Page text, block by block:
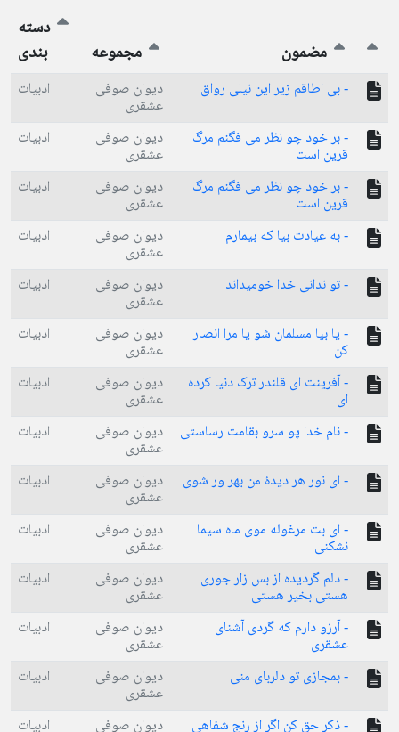
مضمون مجموعه
دسته
بندی
- بی اطاقم زیر این نیلی رواق دیوان صوفی
عشقری
ادبیات
- بر خود چو نظر می فگنم مرگ
قرین است
دیوان صوفی
عشقری
ادبیات
- بر خود چو نظر می فگنم مرگ
قرین است
دیوان صوفی
عشقری
ادبیات
- به عیادت بیا که بیمارم دیوان صوفی
عشقری
ادبیات
- تو ندانی خدا خومیداند دیوان صوفی
عشقری
ادبیات
- یا بیا مسلمان شو یا مرا انصار
کن
دیوان صوفی
عشقری
ادبیات
- آفرینت ای قلندر ترک دنیا کرده
ای
دیوان صوفی
عشقری
ادبیات
- نام خدا پو سرو بقامت رساستی دیوان صوفی
عشقری
ادبیات
- ای نور هر دیدۀ من بهر ور شوی دیوان صوفی
عشقری
ادبیات
- ای بت مرغوله موی ماه سیما
نشکنی
دیوان صوفی
عشقری
ادبیات
- دلم گردیده از بس زار جوری
هستی بخیر هستی
دیوان صوفی
عشقری
ادبیات
- آرزو دارم که گردی آشنای
عشقری
دیوان صوفی
عشقری
ادبیات
- بمجازی تو دلربای منی دیوان صوفی
عشقری
ادبیات
- ذکر حق کن اگر از رنج شفاهی دیوان صوفی ادبیات